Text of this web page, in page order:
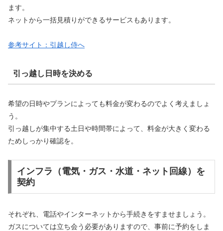
ます。
ネットから一括見積りができるサービスもあります。
参考サイト：引越し侍へ
引っ越し日時を決める
希望の日時やプランによっても料金が変わるのでよく考えましょ
う。
引っ越しが集中する土日や時間帯によって、料金が大きく変わる
ためしっかり確認を。
インフラ（電気・ガス・水道・ネット回線）を
契約
それぞれ、電話やインターネットから手続きをすませましょう。
ガスについては立ち会う必要がありますので、事前に予約をしま